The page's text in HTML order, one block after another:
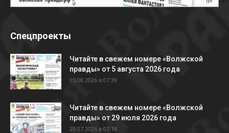
Спецпроекты
Читайте в свежем номере «Волжской
правды» от 5 августа 2026 года
05.08.2026 в 07:39
Читайте в свежем номере «Волжской
правды» от 29 июля 2026 года
29.07.2026 в 07:18